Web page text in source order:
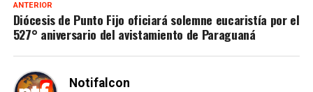
ANTERIOR
Diócesis de Punto Fijo oficiará solemne eucaristía por el
527° aniversario del avistamiento de Paraguaná
Notifalcon